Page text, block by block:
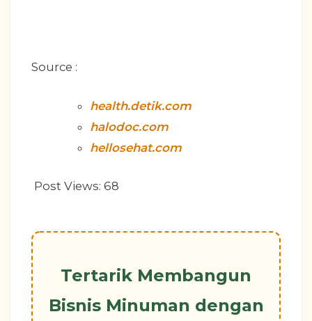
Source :
health.detik.com
halodoc.com
hellosehat.com
Post Views: 68
Tertarik Membangun
Bisnis Minuman dengan